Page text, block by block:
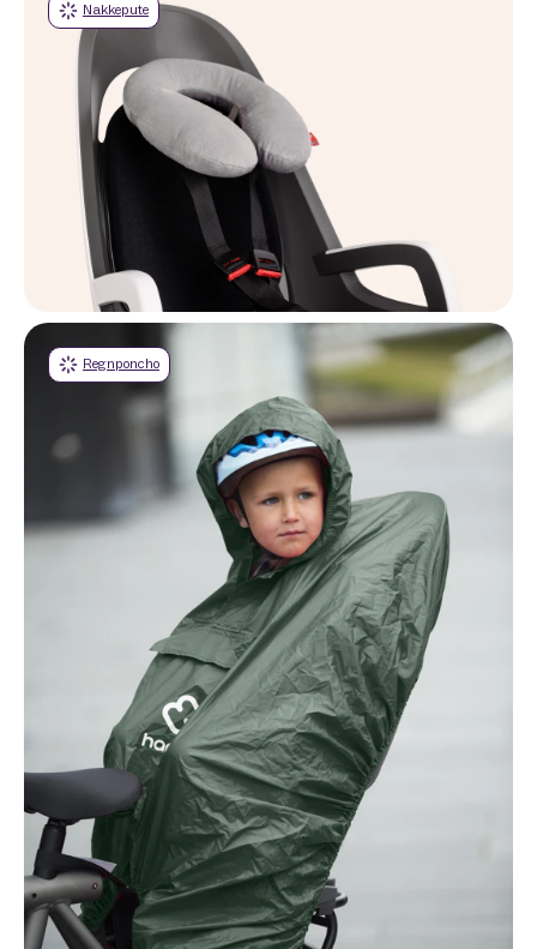
Nakkepute
Regnponcho